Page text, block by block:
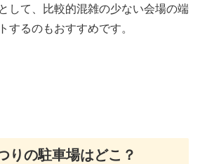
して、比較的混雑の少ない会場の端
するのもおすすめです。
りの駐車場はどこ？